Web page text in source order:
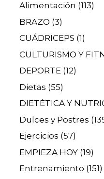
Alimentación (113)
BRAZO (3)
CUÁDRICEPS (1)
CULTURISMO Y
DEPORTE (12)
Dietas (55)
DIETÉTICA Y
Dulces y Postres
Ejercicios (57)
EMPIEZA HOY (19)
Entrenamiento (151)